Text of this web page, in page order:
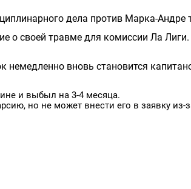
дела против Марка-Андре
о своей травме для комиссии Ла
немедленно вновь становится
и выбыл на 3-4 месяца.
но не может внести его в заявку